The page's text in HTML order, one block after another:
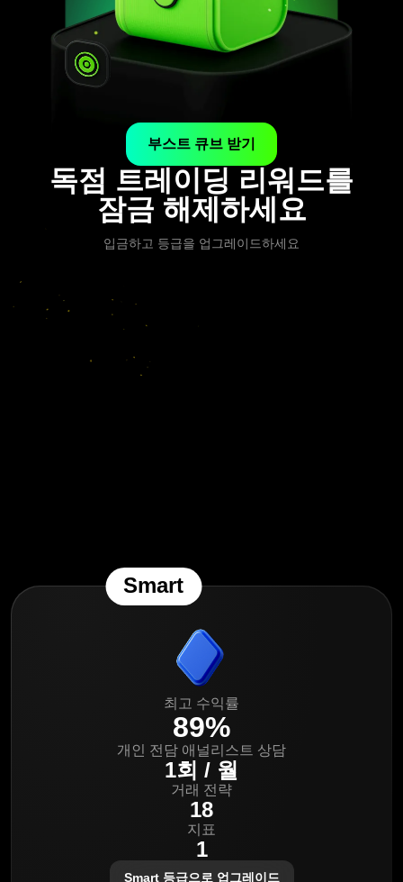
부스트 큐브 받기
독점 트레이딩 리워드를
잠금 해제하세요
입금하고 등급을 업그레이드하세요
Smart
최고 수익률
89%
개인 전담 애널리스트 상담
1회 / 월
거래 전략
18
지표
1
Smart 등급으로 업그레이드